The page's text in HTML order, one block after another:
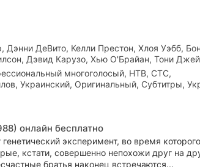
Дэнни ДеВито, Келли Престон, Хлоя Уэбб,
Дэвид Карузо, Хью О'Брайан, Тони Джей
многоголосый, НТВ, СТС,
Украинский, Оригинальный, Субтитры,
онлайн бесплатно
эксперимент, во время которого
кстати, совершенно непохожи друг на
братья наконец встречаются...